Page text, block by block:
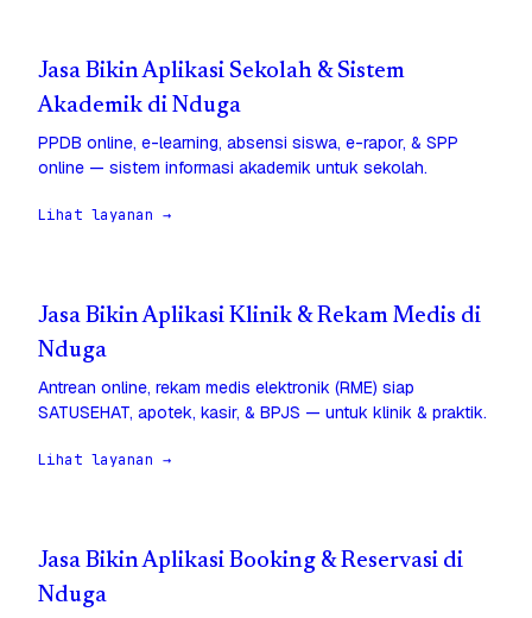
Jasa Bikin Aplikasi Sekolah & Sistem
Akademik di Nduga
PPDB online, e-learning, absensi siswa, e-rapor, & SPP
online — sistem informasi akademik untuk sekolah.
Lihat layanan →
Jasa Bikin Aplikasi Klinik & Rekam Medis di
Nduga
Antrean online, rekam medis elektronik (RME) siap
SATUSEHAT, apotek, kasir, & BPJS — untuk klinik & praktik.
Lihat layanan →
Jasa Bikin Aplikasi Booking & Reservasi di
Nduga